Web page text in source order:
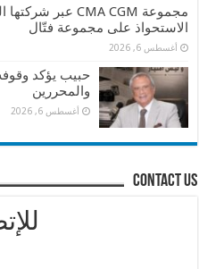
الاستحواذ على مجموعة فتّال
أغسطس 6, 2026
حبيب يؤكد
والمحررين
أغسطس 6, 2026
contact us